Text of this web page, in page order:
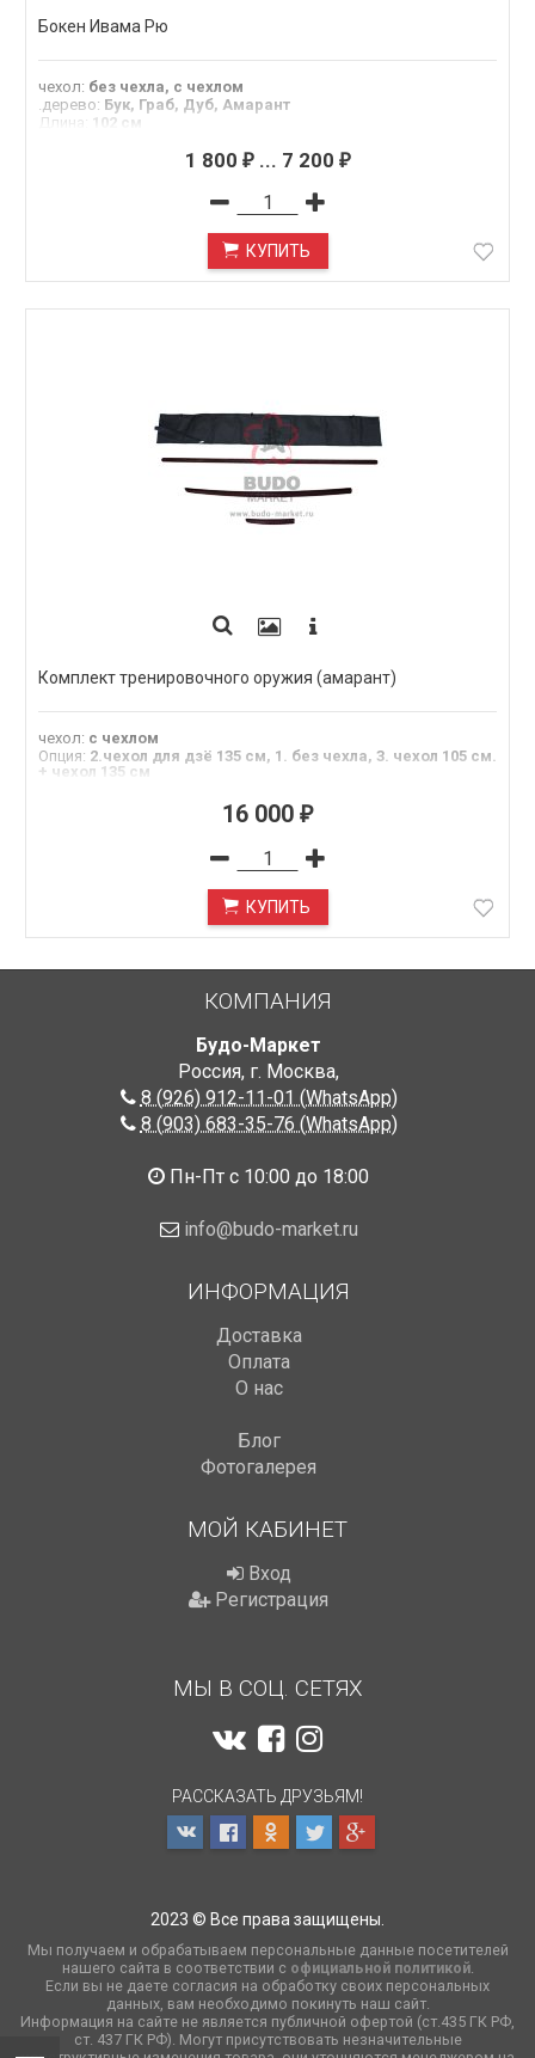
Бокен Ивама Рю
чехол: без чехла, с чехлом
.дерево: Бук, Граб, Дуб, Амарант
Длина
102 см
1 800 ₽... 7 200 ₽
КУПИТЬ
Комплект тренировочного оружия (амарант)
чехол: с чехлом
Опция: 2.чехол для дзё 135 см, 1. без чехла, 3. чехол 105 см.
+ чехол 135 см
16 000 ₽
КУПИТЬ
КОМПАНИЯ
Будо-Маркет
Россия, г. Москва,
8 (926) 912-11-01 (WhatsApp)
8 (903) 683-35-76 (WhatsApp)
Пн-Пт с 10:00 до 18:00
info@budo-market.ru
ИНФОРМАЦИЯ
Доставка
Оплата
О нас
Блог
Фотогалерея
МОЙ КАБИНЕТ
Вход
Регистрация
МЫ В СОЦ. СЕТЯХ
РАССКАЗАТЬ ДРУЗЬЯМ!
2023 © Все права защищены.
Мы получаем и обрабатываем персональные данные посетителей
нашего сайта в соответствии с официальной политикой.
Если вы не даете согласия на обработку своих персональных
данных, вам необходимо покинуть наш сайт.
Информация на сайте не является публичной офертой (ст.435 ГК РФ,
cт. 437 ГК РФ). Могут присутствовать незначительные